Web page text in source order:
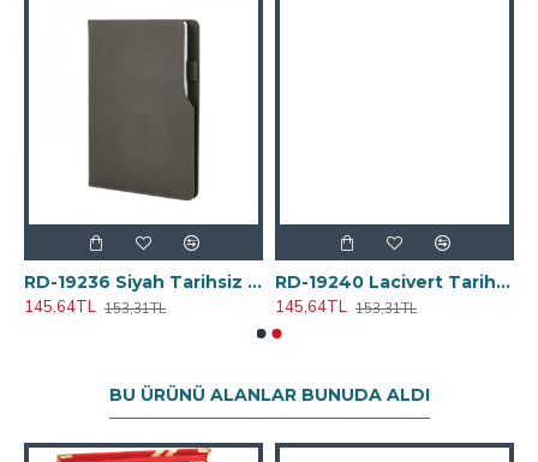
RD-19236 Siyah Tarihsiz Defter (Holmen Kitap Kağıdı) 15x21 cm
145,64TL 153,31TL
RD-19240 Lacivert Tarihsiz Defter (Holmen Kitap Kağıdı) 15x21 cm
145,64TL 153,31TL
BU ÜRÜNÜ ALANLAR BUNUDA ALDI